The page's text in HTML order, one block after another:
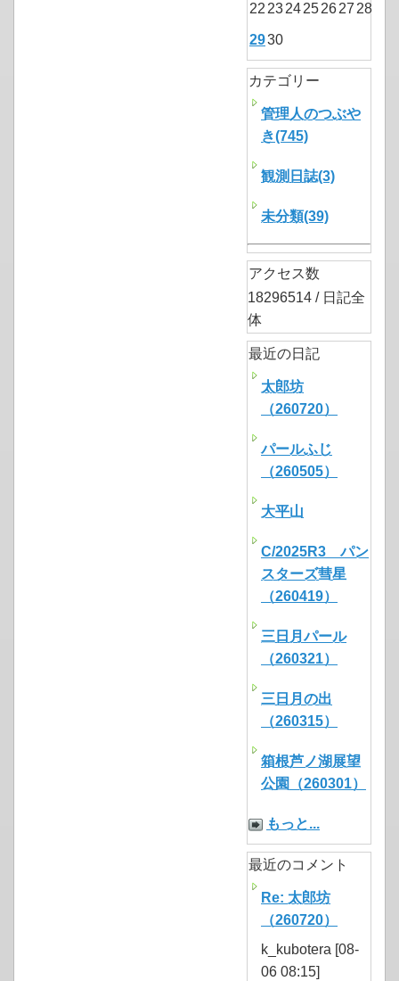
22 2324252627 28
2930
カテゴリー
管理人のつぶや
き(745)
観測日誌(3)
未分類(39)
アクセス数
18296514 / 日記全
体
最近の日記
太郎坊
（260720）
パールふじ
（260505）
大平山
C/2025R3 パン
スターズ彗星
（260419）
三日月パール
（260321）
三日月の出
（260315）
箱根芦ノ湖展望
公園（260301）
もっと...
最近のコメント
Re: 太郎坊
（260720）
k_kubotera [08-
06 08:15]